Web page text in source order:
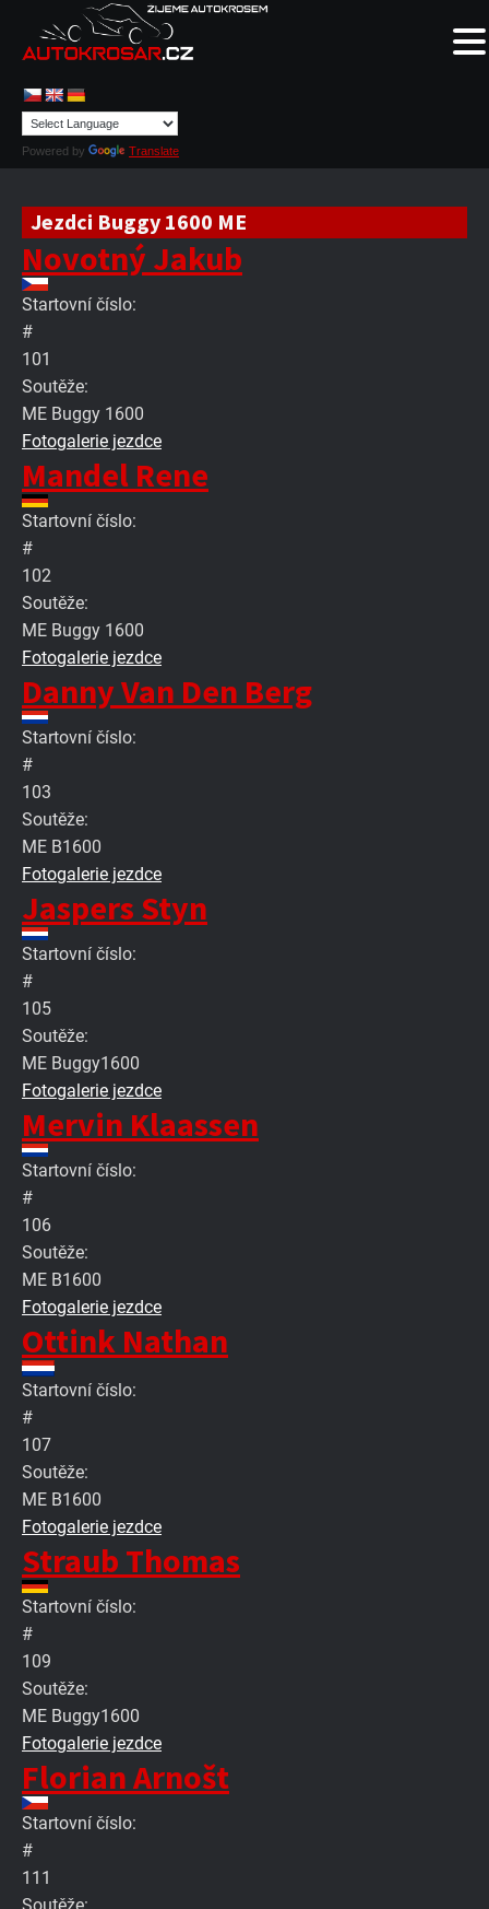
Powered by Translate
Jezdci Buggy 1600 ME
Novotný Jakub
Startovní číslo:
#
101
Soutěže:
ME Buggy 1600
Fotogalerie jezdce
Mandel Rene
Startovní číslo:
#
102
Soutěže:
ME Buggy 1600
Fotogalerie jezdce
Danny Van Den Berg
Startovní číslo:
#
103
Soutěže:
ME B1600
Fotogalerie jezdce
Jaspers Styn
Startovní číslo:
#
105
Soutěže:
ME Buggy1600
Fotogalerie jezdce
Mervin Klaassen
Startovní číslo:
#
106
Soutěže:
ME B1600
Fotogalerie jezdce
Ottink Nathan
Startovní číslo:
#
107
Soutěže:
ME B1600
Fotogalerie jezdce
Straub Thomas
Startovní číslo:
#
109
Soutěže:
ME Buggy1600
Fotogalerie jezdce
Florian Arnošt
Startovní číslo:
#
111